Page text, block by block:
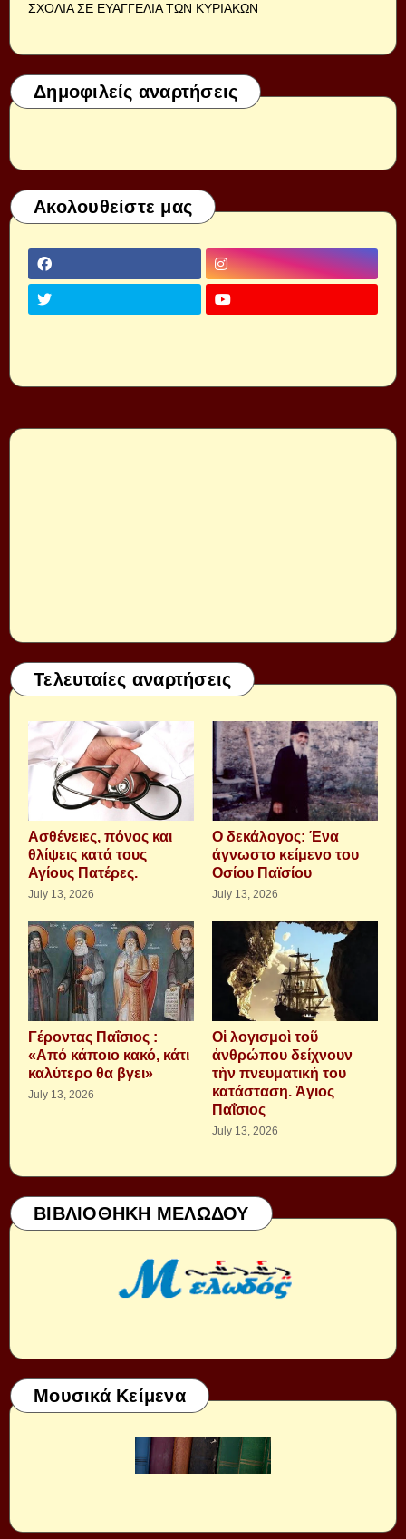
ΣΧΟΛΙΑ ΣΕ ΕΥΑΓΓΕΛΙΑ ΤΩΝ ΚΥΡΙΑΚΩΝ
Δημοφιλείς αναρτήσεις
Ακολουθείστε μας
Τελευταίες αναρτήσεις
Aσθένειες, πόνος και
θλίψεις κατά τους
Αγίους Πατέρες.
July 13, 2026
Ο δεκάλογος: Ένα
άγνωστο κείμενο του
Οσίου Παϊσίου
July 13, 2026
Γέροντας Παΐσιος :
«Από κάποιο κακό, κάτι
καλύτερο θα βγει»
July 13, 2026
Οἱ λογισμοὶ τοῦ
ἀνθρώπου δείχνουν
τὴν πνευματική του
κατάσταση. Ἁγιος
Παΐσιος
July 13, 2026
ΒΙΒΛΙΟΘΗΚΗ ΜΕΛΩΔΟΥ
Μουσικά Κείμενα